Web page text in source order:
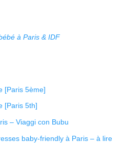
à Paris & IDF
[Paris 5ème]
[Paris 5th]
– Viaggi con Bubu
baby-friendly à Paris – à lire